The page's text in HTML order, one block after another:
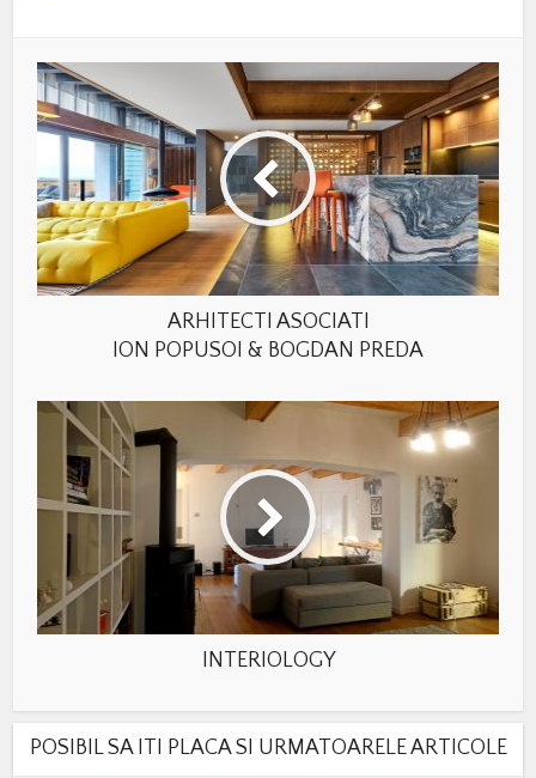
ARHITECTI ASOCIATI
ION POPUSOI & BOGDAN PREDA
INTERIOLOGY
POSIBIL SA ITI PLACA SI URMATOARELE ARTICOLE